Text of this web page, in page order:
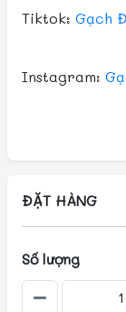
Tiktok: Gạch
Instagram:
ĐẶT HÀNG
Số lượng